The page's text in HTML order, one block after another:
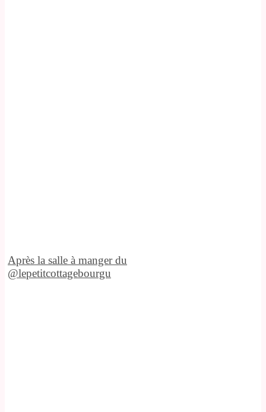
Après la salle à manger du
@lepetitcottagebourgu